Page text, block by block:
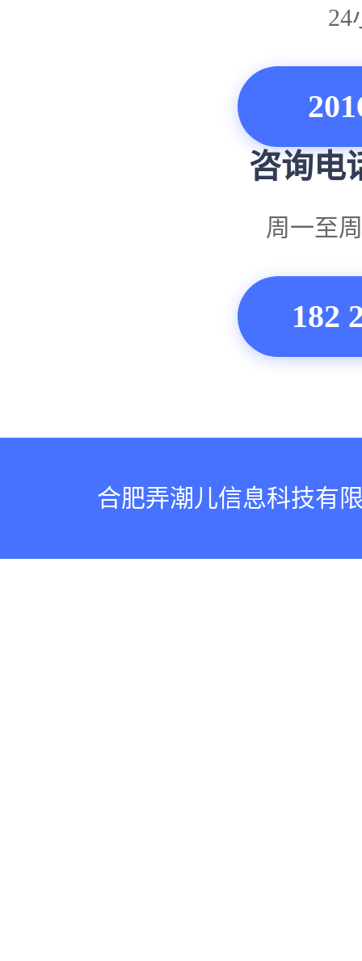
24
咨询电
周一至
182
合肥弄潮儿信息科技有